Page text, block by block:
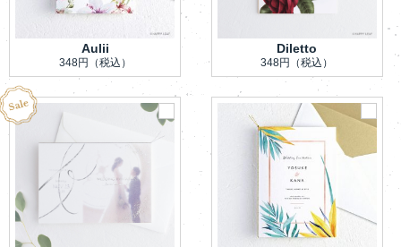
Aulii
348円 （税込）
Diletto
348円 （税込）